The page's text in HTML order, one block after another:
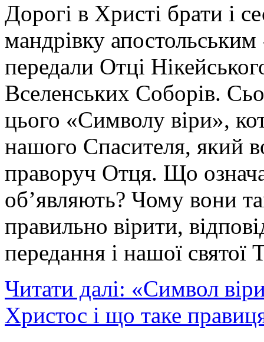
Дорогі в Христі брати і
мандрівку
передали Отці
Вселенських Соборів.
цього «Символу віри»,
нашого Спасителя, який
праворуч Отця. Що
об’являють? Чому вони
правильно вірити,
передання і нашої святої
Читати далі: «Символ
Христос і що таке